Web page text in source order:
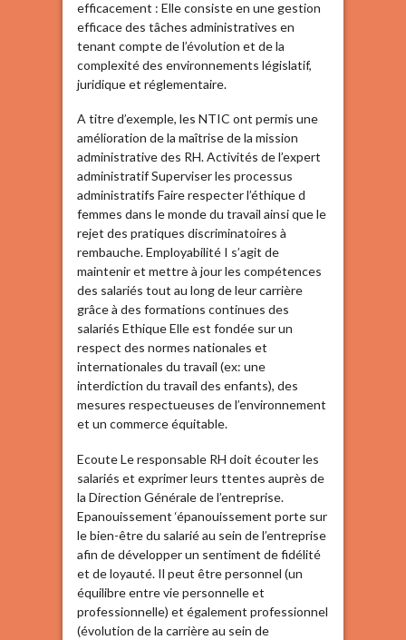
efficacement : Elle consiste en une gestion
efficace des tâches administratives en
tenant compte de l’évolution et de la
complexité des environnements législatif,
juridique et réglementaire.
A titre d’exemple, les NTIC ont permis une
amélioration de la maîtrise de la mission
administrative des RH. Activités de l’expert
administratif Superviser les processus
administratifs Faire respecter l’éthique d
femmes dans le monde du travail ainsi que le
rejet des pratiques discriminatoires à
rembauche. Employabilité I s’agit de
maintenir et mettre à jour les compétences
des salariés tout au long de leur carrière
grâce à des formations continues des
salariés Ethique Elle est fondée sur un
respect des normes nationales et
internationales du travail (ex: une
interdiction du travail des enfants), des
mesures respectueuses de l’environnement
et un commerce équitable.
Ecoute Le responsable RH doit écouter les
salariés et exprimer leurs ttentes auprès de
la Direction Générale de l’entreprise.
Epanouissement ‘épanouissement porte sur
le bien-être du salarié au sein de l’entreprise
afin de développer un sentiment de fidélité
et de loyauté. Il peut être personnel (un
équilibre entre vie personnelle et
professionnelle) et également professionnel
(évolution de la carrière au sein de